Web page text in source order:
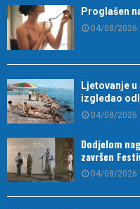
Proglašen
04/08/2026
Ljetovanje
izgledao
04/08/2026
Dodjelom
završen
04/08/2026